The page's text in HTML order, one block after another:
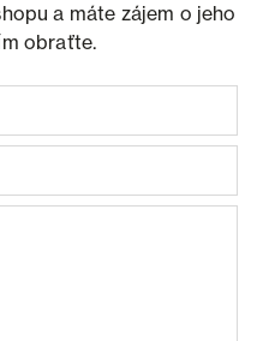
a máte zájem o jeho
obraťte.